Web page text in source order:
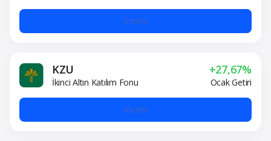
İncele
KZU
İkinci Altın Katılım Fonu
+27,67%
Ocak Getiri
İncele